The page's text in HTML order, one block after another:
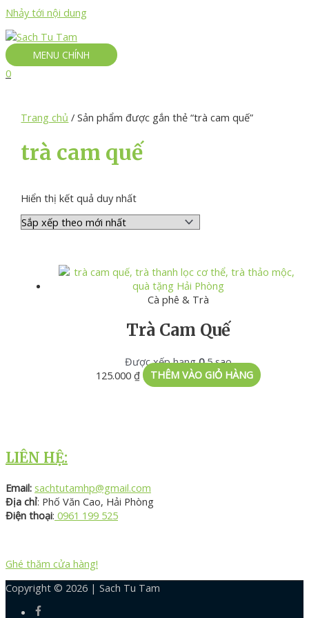
Nhảy tới nội dung
MENU CHÍNH
0
Trang chủ / Sản phẩm được gắn thẻ “trà cam quế”
trà cam quế
Hiển thị kết quả duy nhất
Cà phê & Trà
Trà Cam Quế
Được xếp hạng05 sao
125.000₫ THÊM VÀO GIỎ HÀNG
LIÊN HỆ:
Email: sachtutamhp@gmail.com
Địa chỉ: Phố Văn Cao, Hải Phòng
Điện thoại: 0961 199 525
Ghé thăm cửa hàng!
Copyright © 2026 | Sach Tu Tam